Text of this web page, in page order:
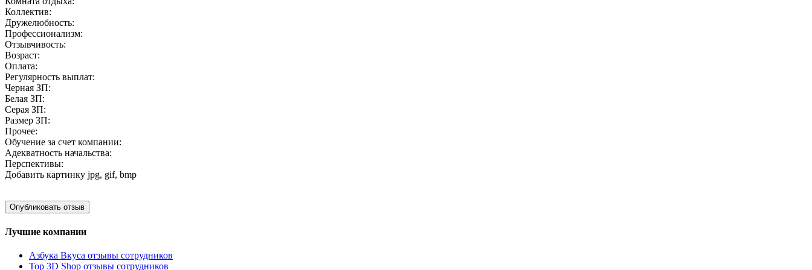
Коллектив:
Дружелюбность:
Профессионализм:
Отзывчивость:
Возраст:
Оплата:
Регулярность выплат:
Черная ЗП:
Белая ЗП:
Серая ЗП:
Размер ЗП:
Прочее:
Обучение за счет компании:
Адекватность начальства:
Перспективы:
Добавить картинку jpg, gif, bmp
Лучшие компании
Азбука Вкуса отзывы сотрудников
Top 3D Shop отзывы сотрудников